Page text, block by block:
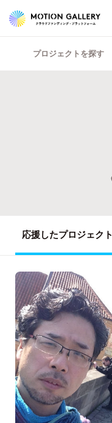
プロジェクトを探す
応援したプロジェクト